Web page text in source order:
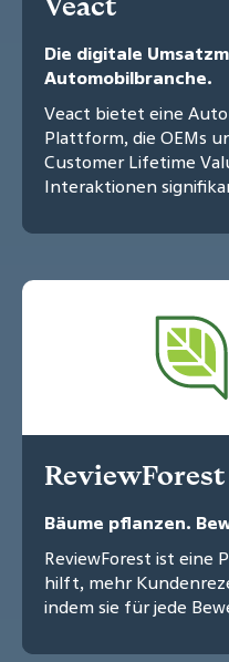
Die digitale
Automobilbranche.
Veact bietet eine
Plattform, die OEMs
Customer Lifetime
Interaktionen
ReviewForest
Bäume pflanzen.
ReviewForest ist eine
hilft, mehr
indem sie für jede